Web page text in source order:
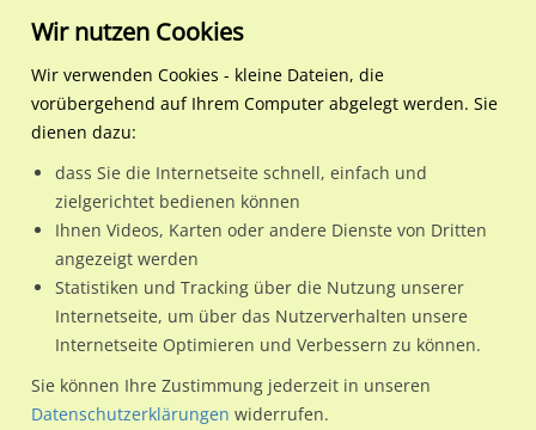
Regionale Plakatwerbung Hessen
Aßlar, Stadt
Wallberggraben 4 / Si.
35614 / Aßlar, Stadt
Nutze günstige Werbemöglichkeiten am Standort
Wallberggraben 4 / Si. Aldi mi. in Aßlar, Stadt.
Wir erheben für jede unserer Werbeflächen individuelle und
aktuelleStandortinformationenundLeistungswerte
Wir nutzen Cookies
Wir verwenden Cookies - kleine Dateien, die
vorübergehend auf Ihrem Computer abgelegt werden. Sie
dienen dazu:
dass Sie die Internetseite schnell, einfach und
zielgerichtet bedienen können
Ihnen Videos, Karten oder andere Dienste von Dritten
angezeigt werden
Statistiken und Tracking über die Nutzung unserer
Internetseite, um über das Nutzerverhalten unsere
Internetseite Optimieren und Verbessern zu können.
Sie können Ihre Zustimmung jederzeit in unseren
Datenschutzerklärungen widerrufen.